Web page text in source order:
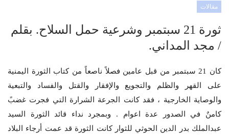
مقالات
ثورة 21 سبتمبر وشرعية حمل السلاح. بقلم
/ مجد المداني.
كان 21 سبتمبر من قبل عامين فصلاً ناصعاً من كتاب الثورة اليمنية
على القهر والظلم والتجويع والإفقار والقتل والفساد والتبعية
والوصاية الخارجية ، فقد كانت الجرعة الشرارة التي فجرت غضبً
كامنٌ في الصدور عدة اعوام . وبمجرد نداء قائد الثورة السيد
عبدالملك بدر الدين الحوثي للثوار كانت الثورة قد عمت أرجاء البلاد